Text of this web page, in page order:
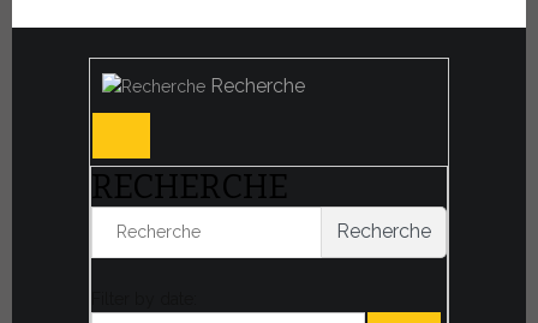
Recherche
RECHERCHE
Recherche